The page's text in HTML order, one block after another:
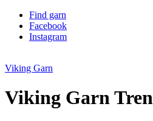
Find garn
Facebook
Instagram
Viking Garn
Viking Garn